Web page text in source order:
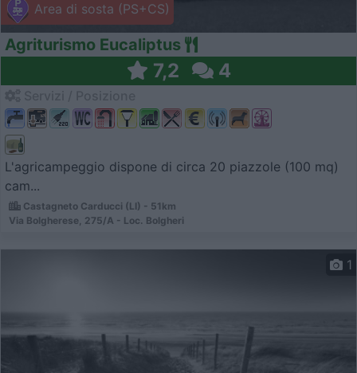
Area di sosta (PS+CS)
Agriturismo Eucaliptus
7,2 4
L'agricampeggio dispone di circa 20 piazzole (100 mq)
cam...
Castagneto Carducci (LI) - 51km
Via Bolgherese, 275/A - Loc. Bolgheri
1